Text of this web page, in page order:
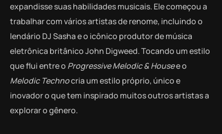
expandisse suas habilidades musicais. Ele começou a
trabalhar com vários artistas de renome, incluindo o
lendário DJ Sasha e o icônico produtor de música
eletrônica britânico John Digweed. Tocando um estilo
que flui entre o Progressive Melodic & Housee o
Melodic Technocria um estilo próprio, único e
inovador o que tem inspirado muitos outros artistas a
explorar o gênero.